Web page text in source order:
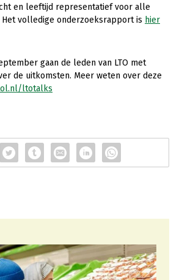
en leeftijd representatief voor alle
Het volledige onderzoeksrapport is hier
gaan de leden van LTO met
de uitkomsten. Meer weten over deze
ltotalks